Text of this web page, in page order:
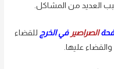
العديد من المشاكل.
الصراصير في الخرج للقضاء
عليها.